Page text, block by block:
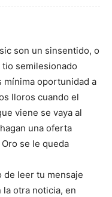
son un sinsentido, o
semilesionado
mínima oportunidad a
lloros cuando el
viene se vaya al
una oferta
se le queda
de leer tu mensaje
la otra noticia, en